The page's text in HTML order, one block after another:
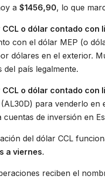
a $1456,90, lo que
CCL o dólar contado con
con el dólar MEP (o
dólares en el exterior.
del país legalmente.
CCL o dólar contado con
para venderlo en
cuentas de inversión en
del dólar CCL
a viernes.
reciben el